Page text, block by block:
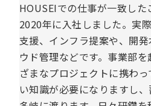
HOUSEIでの仕事が一致した
2020年に入社しました。実
支援、インフラ提案や、開
ウド管理などです。事業部
ざまなプロジェクトに携わ
い知識が必要になりますし